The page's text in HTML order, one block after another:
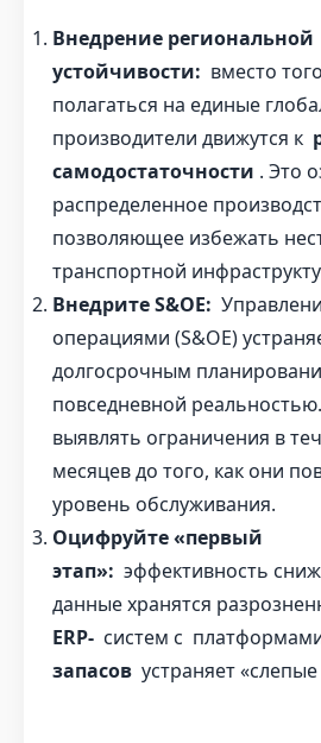
Внедрение региональной
устойчивости: вместо
полагаться на единые
производители движутся к
самодостаточности . Это
распределенное
позволяющее избежать
транспортной
Внедрите S&OE:
операциями (S&OE)
долгосрочным
повседневной
выявлять ограничения в
месяцев до того, как они
уровень обслуживания.
Оцифруйте «первый
этап»: эффективность
данные хранятся
ERP- систем с
запасов устраняет